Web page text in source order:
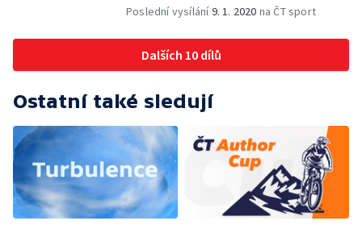
basketbalistů na MS 2019 — Upoutávka na
Poslední vysílání9. 1. 2020 na ČT sport
Dalších 10 dílů
Ostatní také sledují